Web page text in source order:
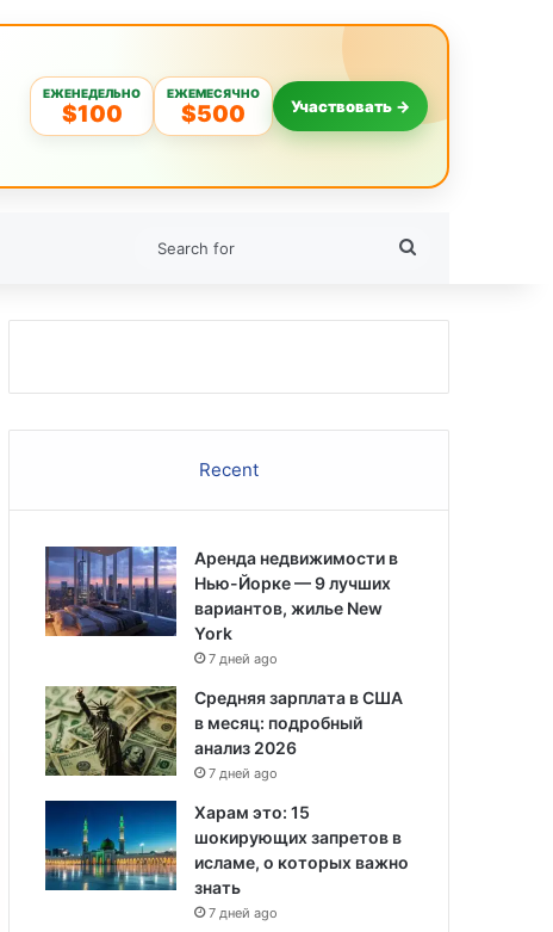
ЕЖЕНЕДЕЛЬНО
$100
ЕЖЕМЕСЯЧНО
$500 Участвовать →
Recent
Аренда недвижимости в
Нью-Йорке — 9 лучших
вариантов, жилье New
York
7 дней ago
Средняя зарплата в США
в месяц: подробный
анализ 2026
7 дней ago
Харам это: 15
шокирующих запретов в
исламе, о которых важно
знать
7 дней ago